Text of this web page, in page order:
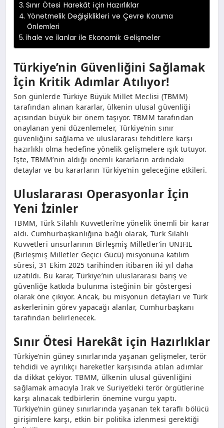
Sınır Ötesi Harekât için Hazırlıklar
Yönetmelik Değişiklikleri ve Çevre Koruma
Önlemleri
İhale ve İlanlar ile Ekonomik Gelişmeler
Türkiye’nin Güvenliğini Sağlamak
İçin Kritik Adımlar Atılıyor!
Son günlerde Türkiye Büyük Millet Meclisi (TBMM)
tarafından alınan kararlar, ülkenin ulusal güvenliği
açısından büyük bir önem taşıyor. TBMM tarafından
onaylanan yeni düzenlemeler, Türkiye’nin sınır
güvenliğini sağlama ve uluslararası tehditlere karşı
hazırlıklı olma hedefine yönelik gelişmelere ışık tutuyor.
İşte, TBMM’nin aldığı önemli kararların ardındaki
detaylar ve bu kararların Türkiye’nin geleceğine etkileri.
Uluslararası Operasyonlar İçin
Yeni İzinler
TBMM, Türk Silahlı Kuvvetleri’ne yönelik önemli bir karar
aldı. Cumhurbaşkanlığına bağlı olarak, Türk Silahlı
Kuvvetleri unsurlarının Birleşmiş Milletler’in UNIFIL
(Birleşmiş Milletler Geçici Gücü) misyonuna katılım
süresi, 31 Ekim 2025 tarihinden itibaren iki yıl daha
uzatıldı. Bu karar, Türkiye’nin uluslararası barış ve
güvenliğe katkıda bulunma isteğinin bir göstergesi
olarak öne çıkıyor. Ancak, bu misyonun detayları ve Türk
askerlerinin görev yapacağı alanlar, Cumhurbaşkanı
tarafından belirlenecek.
Sınır Ötesi Harekât için Hazırlıklar
Türkiye’nin güney sınırlarında yaşanan gelişmeler, terör
tehdidi ve ayrılıkçı hareketler karşısında atılan adımlar
da dikkat çekiyor. TBMM, ülkenin ulusal güvenliğini
sağlamak amacıyla Irak ve Suriye’deki terör örgütlerine
karşı alınacak tedbirlerin önemine vurgu yaptı.
Türkiye’nin güney sınırlarında yaşanan tek taraflı bölücü
girişimlere karşı, etkin bir politika izlenmesi gerektiği